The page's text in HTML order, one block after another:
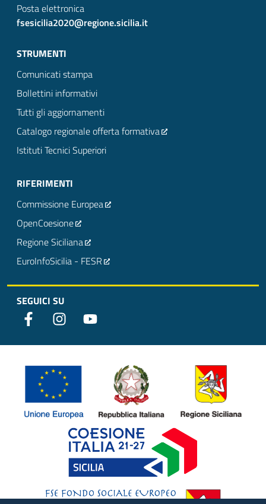
Posta elettronica
fsesicilia2020@regione.sicilia.it
STRUMENTI
Comunicati stampa
Bollettini informativi
Tutti gli aggiornamenti
Catalogo regionale offerta formativa
Istituti Tecnici Superiori
RIFERIMENTI
Commissione Europea
OpenCoesione
Regione Siciliana
EuroInfoSicilia - FESR
SEGUICI SU